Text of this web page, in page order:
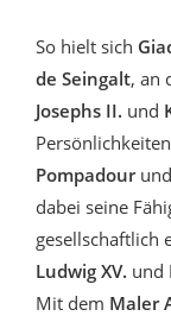
So hielt sich
de Seingalt, an
Josephs II. und
Pompadour
dabei seine
gesellschaftlich
Ludwig XV. und
Mit dem Maler